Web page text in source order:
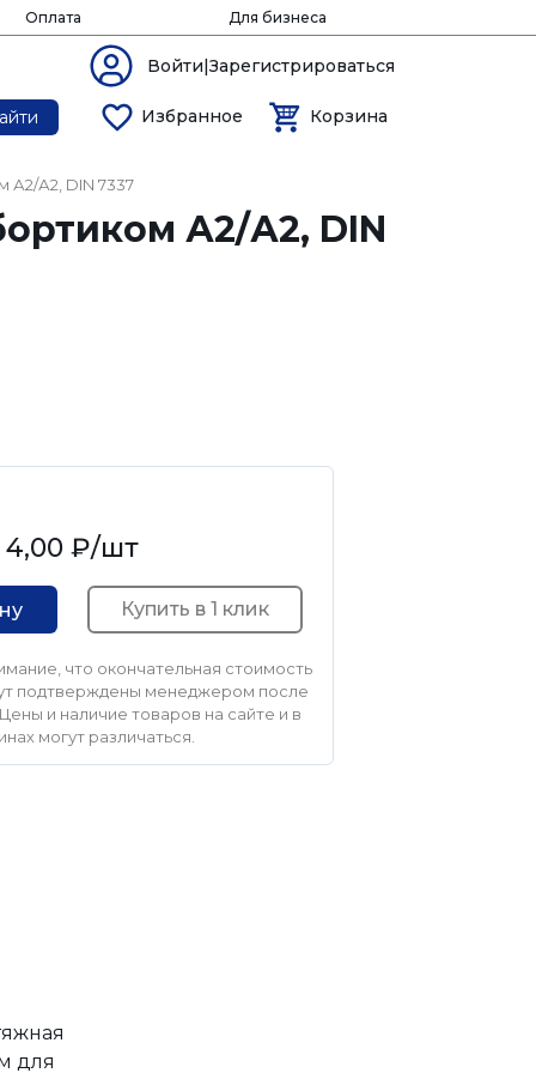
Оплата Для бизнеса
Войти|Зарегистрироваться
Избранное Корзина
А2/А2, DIN 7337
А2/А2, DIN
4,00 ₽/шт
Купить в 1 клик
что окончательная стоимость
подтверждены менеджером после
и наличие товаров на сайте и в
могут различаться.
для